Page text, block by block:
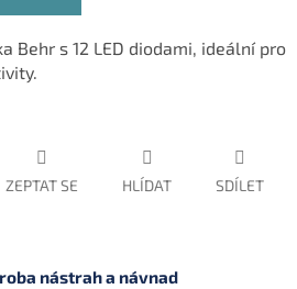
Behr s 12 LED diodami, ideální pro
ZEPTAT SE HLÍDAT SDÍLET
nástrah a návnad